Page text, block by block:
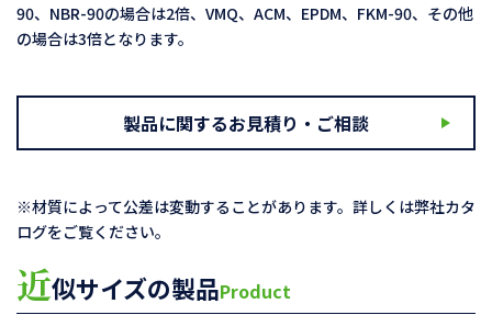
90、NBR-90の場合は2倍、VMQ、ACM、EPDM、FKM-90、その他
の場合は3倍となります。
製品に関するお見積り・ご相談
※材質によって公差は変動することがあります。詳しくは弊社カタ
ログをご覧ください。
近似サイズの製品Product